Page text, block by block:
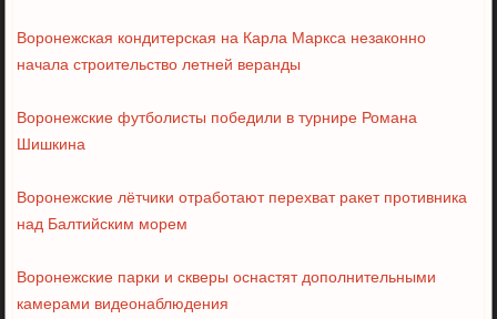
Воронежская кондитерская на Карла Маркса незаконно
начала строительство летней веранды
Воронежские футболисты победили в турнире Романа
Шишкина
Воронежские лётчики отработают перехват ракет противника
над Балтийским морем
Воронежские парки и скверы оснастят дополнительными
камерами видеонаблюдения